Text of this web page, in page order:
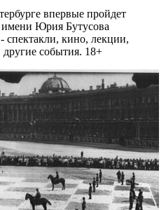
впервые пройдет
имени Юрия Бутусова
спектакли, кино, лекции,
события. 18+